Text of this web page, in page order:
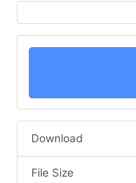
Download
File Size